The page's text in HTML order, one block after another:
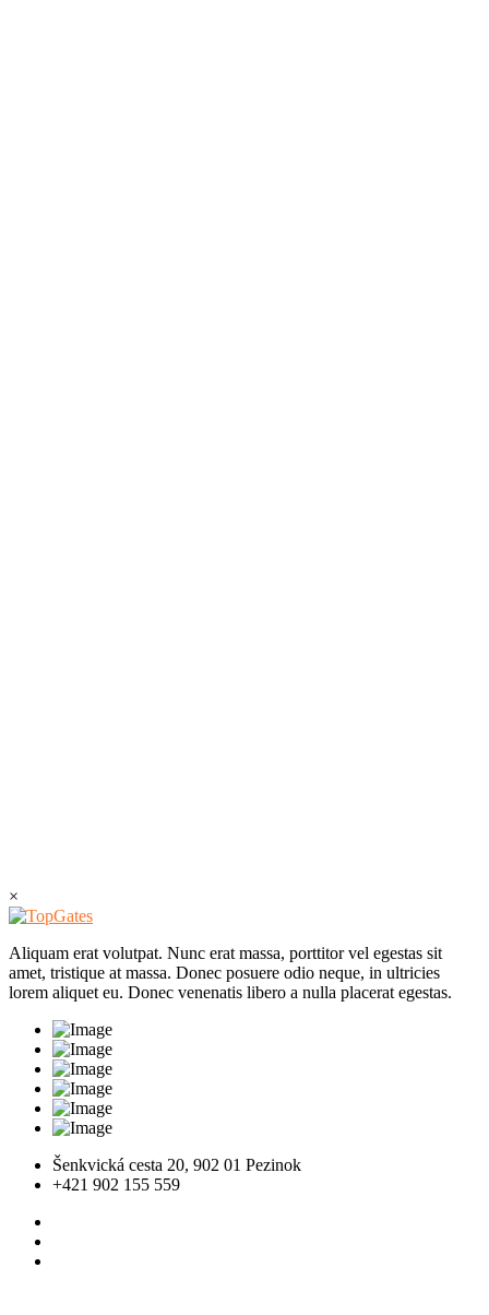
×
Aliquam erat volutpat. Nunc erat massa, porttitor vel egestas sit
amet, tristique at massa. Donec posuere odio neque, in ultricies
lorem aliquet eu. Donec venenatis libero a nulla placerat egestas.
Šenkvická cesta 20, 902 01 Pezinok
+421 902 155 559